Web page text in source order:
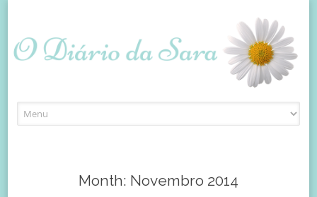
to
Month: Novembro 2014